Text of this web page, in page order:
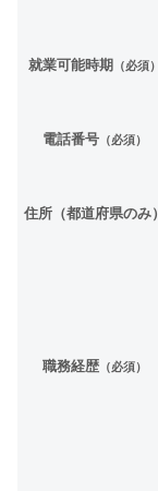
就業可能時期 （必須）
電話番号（必須）
住所（都道府県のみ）
職務経歴（必須）